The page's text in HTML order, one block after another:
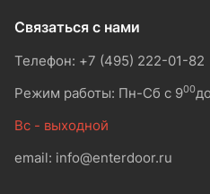
Связаться с нами
Телефон: +7 (495) 222-01-82
Режим работы: Пн-Сб с 900
Вс - выходной
email: info@enterdoor.ru